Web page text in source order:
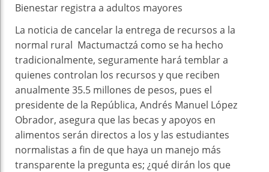
Bienestar registra a adultos mayores
La noticia de cancelar la entrega de recursos a la
normal rural Mactumactzá como se ha hecho
tradicionalmente, seguramente hará temblar a
quienes controlan los recursos y que reciben
anualmente 35.5 millones de pesos, pues el
presidente de la República, Andrés Manuel López
Obrador, asegura que las becas y apoyos en
alimentos serán directos a los y las estudiantes
normalistas a fin de que haya un manejo más
transparente la pregunta es; ¿qué dirán los que